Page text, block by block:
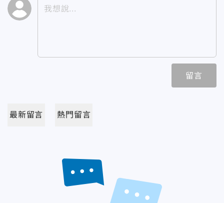
留言
最新留言 熱門留言